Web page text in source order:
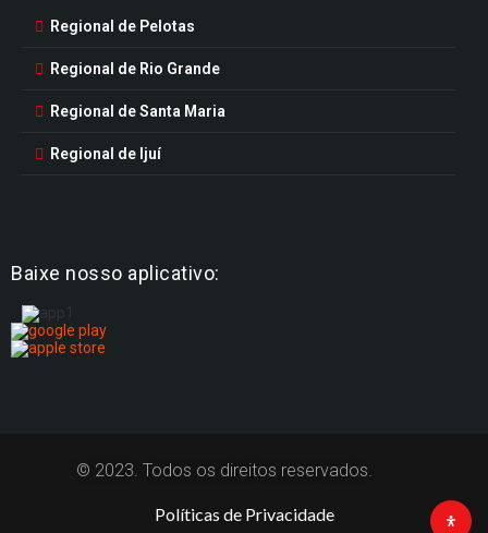
Regional de Pelotas
Regional de Rio Grande
Regional de Santa Maria
Regional de Ijuí
Baixe nosso aplicativo:
© 2023. Todos os direitos reservados.
Políticas de Privacidade